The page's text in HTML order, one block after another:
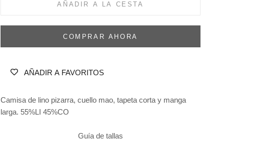
AÑADIR A LA CESTA
COMPRAR AHORA
AÑADIR A FAVORITOS
Camisa de lino pizarra, cuello mao, tapeta corta y manga
larga. 55%LI 45%CO
Guía de tallas